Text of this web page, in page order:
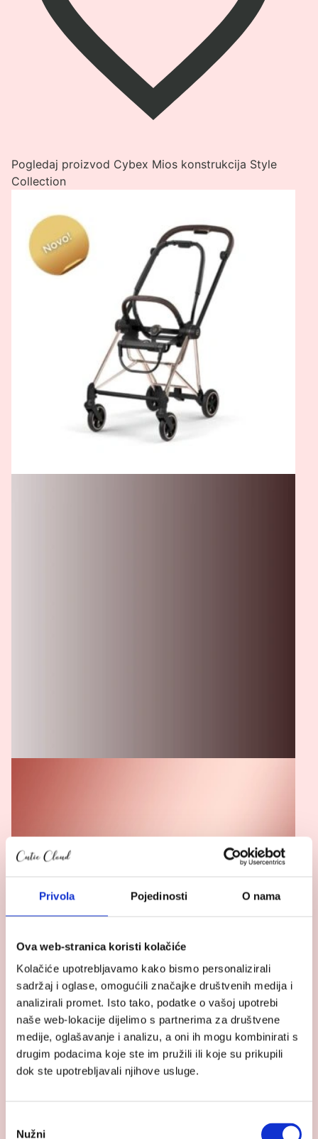
Privola Pojedinosti O nama
Ova web-stranica koristi kolačiće
Kolačiće upotrebljavamo kako bismo personalizirali
sadržaj i oglase, omogućili značajke društvenih medija i
analizirali promet. Isto tako, podatke o vašoj upotrebi
naše web-lokacije dijelimo s partnerima za društvene
medije, oglašavanje i analizu, a oni ih mogu kombinirati s
drugim podacima koje ste im pružili ili koje su prikupili
dok ste upotrebljavali njihove usluge.
Nužni
Pogledaj proizvod Cybex Mios konstrukcija Style
Collection
Cybex Mios konstrukcija Style Collection